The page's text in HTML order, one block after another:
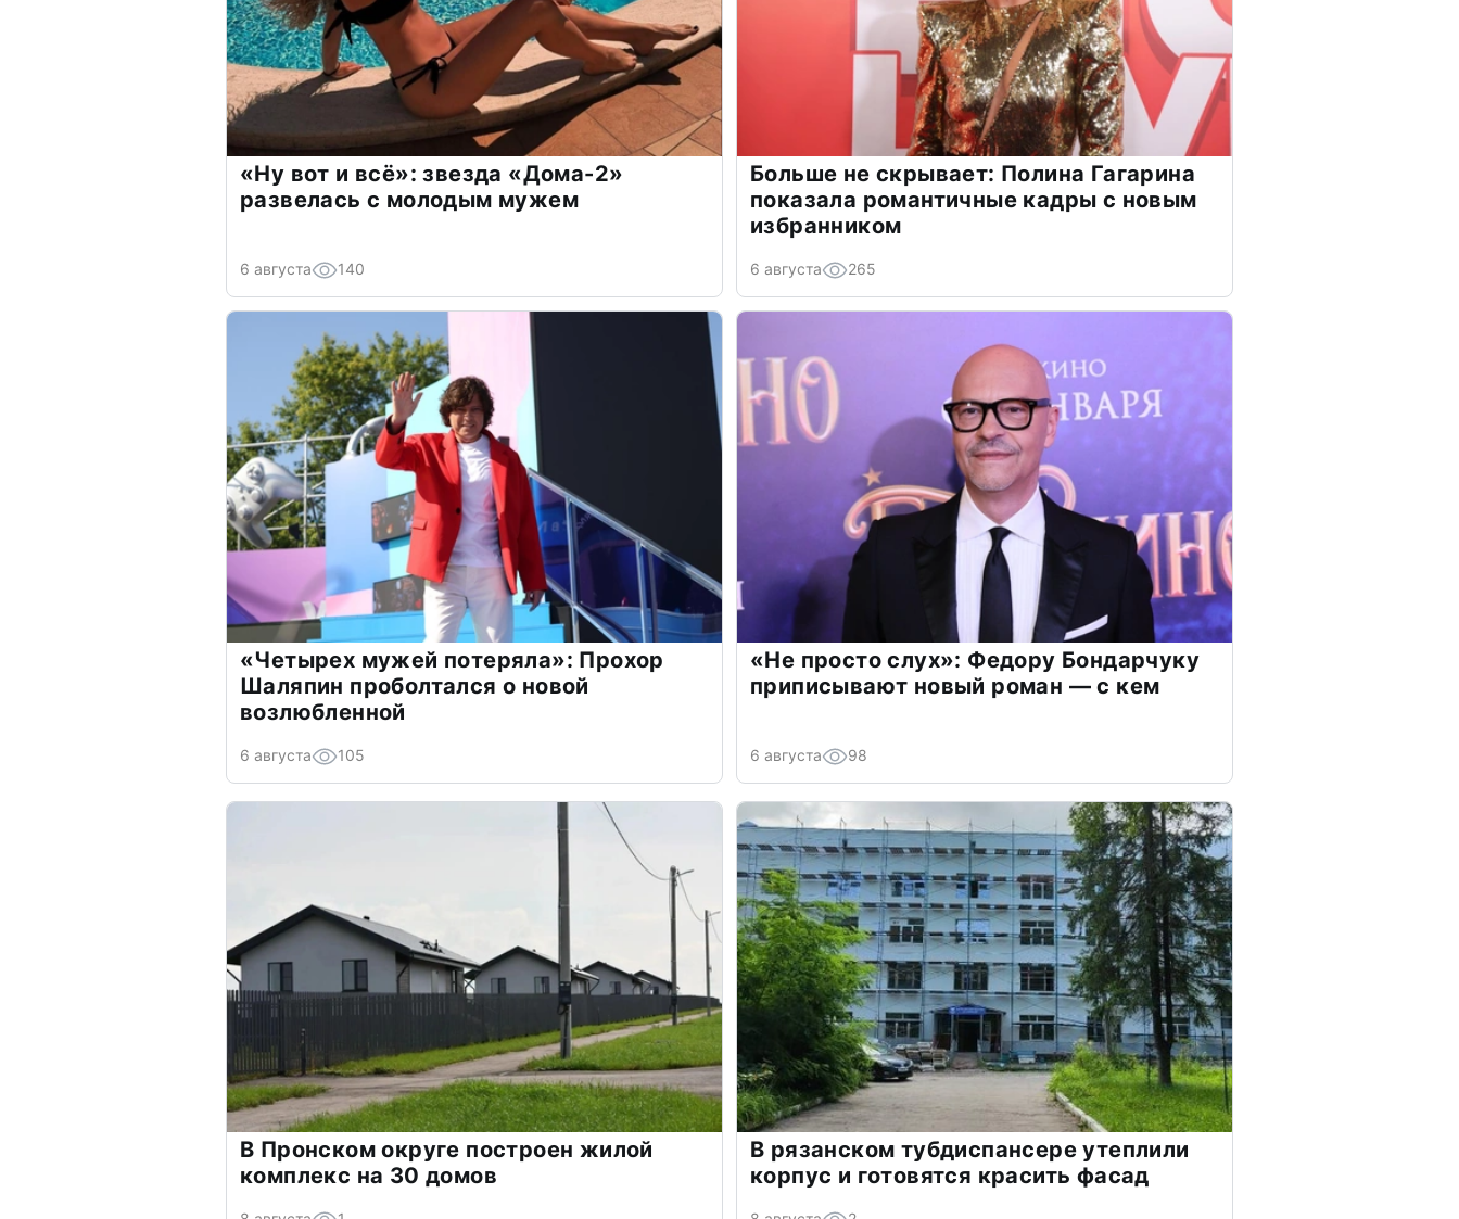
«Ну вот и всё»: звезда «Дома-2»
развелась с молодым мужем
6 августа 140
Больше не скрывает: Полина Гагарина
показала романтичные кадры с новым
избранником
6 августа 265
«Четырех мужей потеряла»: Прохор
Шаляпин проболтался о новой
возлюбленной
6 августа 105
«Не просто слух»: Федору Бондарчуку
приписывают новый роман — с кем
6 августа 98
В Пронском округе построен жилой
комплекс на 30 домов
В рязанском тубдиспансере утеплили
корпус и готовятся красить фасад